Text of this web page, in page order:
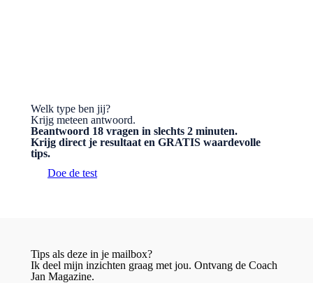
Welk type ben jij?
Krijg meteen antwoord.
Beantwoord 18 vragen in slechts 2 minuten.
Krijg direct je resultaat en GRATIS waardevolle
tips.
Doe de test
Tips als deze in je mailbox?
Ik deel mijn inzichten graag met jou. Ontvang de Coach
Jan Magazine.